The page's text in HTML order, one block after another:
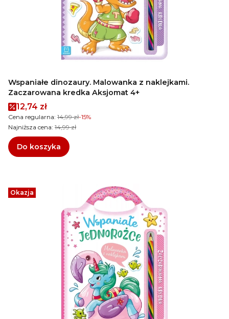
Wspaniałe dinozaury. Malowanka z naklejkami.
Zaczarowana kredka Aksjomat 4+
Cena promocyjna
12,74 zł
Cena regularna: 14,99 zł-15%
Najniższa cena: 14,99 zł
Do koszyka
Okazja